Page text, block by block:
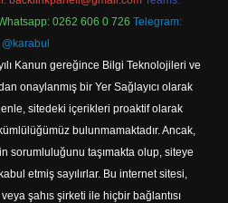
0262 606 0 726 Telegram:
@karabul
Kanun gereğince Bilgi Teknolojileri ve
onaylanmış bir Yer Sağlayıcı olarak
sitedeki içerikleri proaktif olarak
bulunmamaktadır. Ancak,
sorumluluğunu taşımakta olup, siteye
etmiş sayılırlar. Bu internet sitesi,
şahıs şirketi ile hiçbir bağlantısı